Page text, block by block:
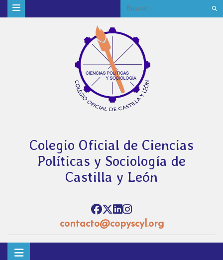
Colegio Oficial de Ciencias
Políticas y Sociología de
Castilla y León
contacto@copyscyl.org